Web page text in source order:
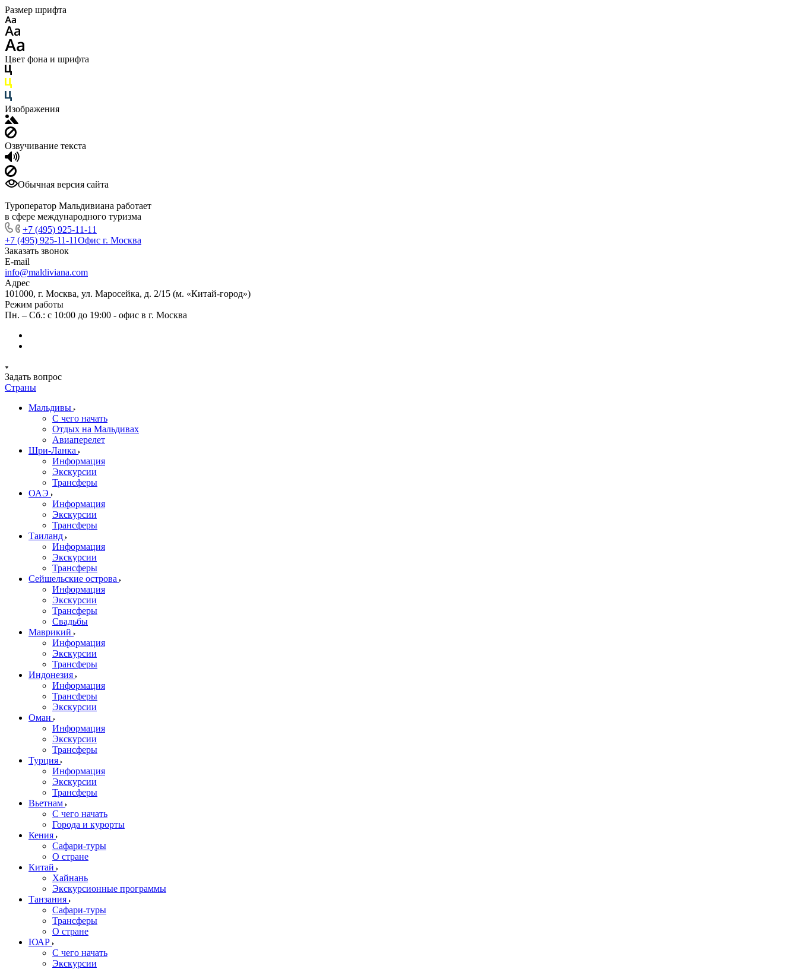
Размер шрифта
Цвет фона и шрифта
Изображения
Озвучивание текста
Обычная версия сайта
Туроператор Мальдивиана работает
в сфере международного туризма
+7 (495) 925-11-11
+7 (495) 925-11-11Офис г. Москва
Заказать звонок
E-mail
info@maldiviana.com
Адрес
101000, г. Москва, ул. Маросейка, д. 2/15 (м. «Китай-город»)
Режим работы
Пн. – Сб.: с 10:00 до 19:00 - офис в г. Москва
Задать вопрос
Страны
Мальдивы
С чего начать
Отдых на Мальдивах
Авиаперелет
Шри-Ланка
Информация
Экскурсии
Трансферы
ОАЭ
Информация
Экскурсии
Трансферы
Таиланд
Информация
Экскурсии
Трансферы
Сейшельские острова
Информация
Экскурсии
Трансферы
Свадьбы
Маврикий
Информация
Экскурсии
Трансферы
Индонезия
Информация
Трансферы
Экскурсии
Оман
Информация
Экскурсии
Трансферы
Турция
Информация
Экскурсии
Трансферы
Вьетнам
С чего начать
Города и курорты
Кения
Сафари-туры
О стране
Китай
Хайнань
Экскурсионные программы
Танзания
Сафари-туры
Трансферы
О стране
ЮАР
С чего начать
Экскурсии